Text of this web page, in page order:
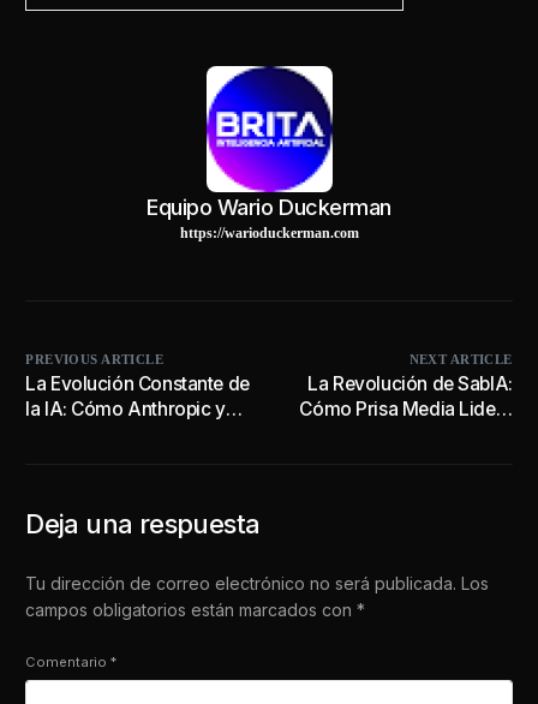
Equipo Wario Duckerman
https://warioduckerman.com
PREVIOUS ARTICLE
La Evolución Constante de
la IA: Cómo Anthropic y
NEXT ARTICLE
La Revolución de SabIA:
Cómo Prisa Media Lidera
Deja una respuesta
Tu dirección de correo electrónico no será publicada. Los
campos obligatorios están marcados con*
Comentario*